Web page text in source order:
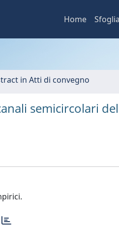
Home Sfoglia
in Atti di convegno
semicircolari del